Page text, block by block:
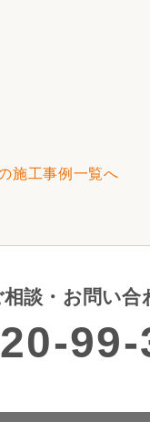
施工事例一覧へ
談・お問い合
99-